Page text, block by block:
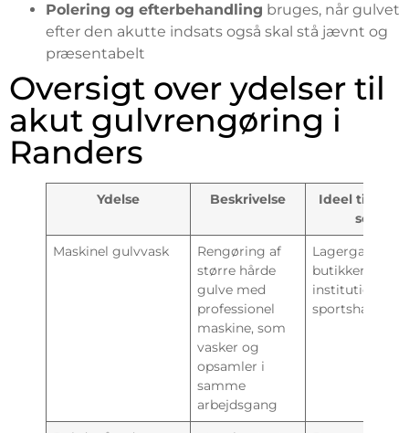
Polering og efterbehandling bruges, når gulvet
efter den akutte indsats også skal stå jævnt og
præsentabelt
Oversigt over ydelser til
akut gulvrengøring i
Randers
Ydelse Beskrivelse
Ideel til
som
Maskinel gulvvask
Rengøring af
større hårde
gulve med
professionel
maskine, som
vasker og
opsamler i
samme
arbejdsgang
Lagergange,
butikker,
institutioner,
sportshaller